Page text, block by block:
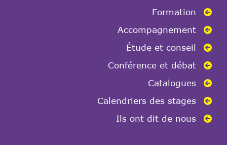
Formation
Accompagnement
Étude et conseil
Conférence et débat
Catalogues
Calendriers des stages
Ils ont dit de nous